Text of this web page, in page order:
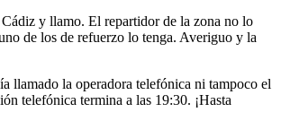
y llamo. El repartidor de la zona no lo
de los de refuerzo lo tenga. Averiguo y la
llamado la operadora telefónica ni tampoco el
telefónica termina a las 19:30. ¡Hasta